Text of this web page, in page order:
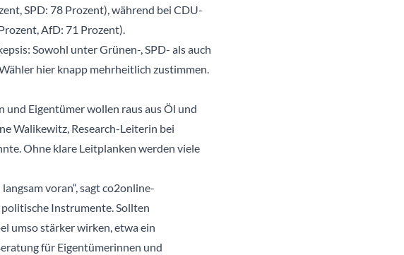
SPD: 78 Prozent), während bei CDU-
AfD: 71 Prozent).
Sowohl unter Grünen-, SPD- als auch
hier knapp mehrheitlich zustimmen.
und Eigentümer wollen raus aus Öl und
Walikewitz, Research-Leiterin bei
Ohne klare Leitplanken werden viele
voran“, sagt co2online-
Instrumente. Sollten
umso stärker wirken, etwa ein
für Eigentümerinnen und